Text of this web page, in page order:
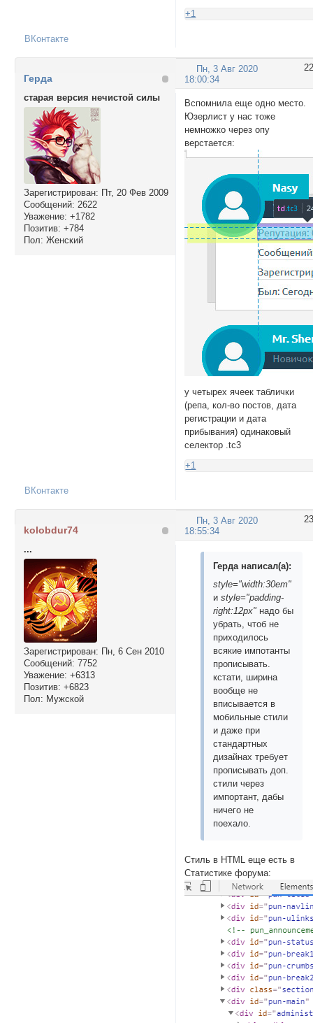
+1
ВКонтакте
22
Пн, 3 Авг 2020
18:00:34
Герда
старая версия нечистой силы
Зарегистрирован: Пт, 20 Фев 2009
Сообщений: 2622
Уважение: +1782
Позитив: +784
Пол: Женский
Вспомнила еще одно место.
Юзерлист у нас тоже
немножко через опу
верстается:
у четырех ячеек таблички
(репа, кол-во постов, дата
регистрации и дата
прибывания) одинаковый
селектор .tc3
+1
ВКонтакте
23
Пн, 3 Авг 2020
18:55:34
kolobdur74
...
Зарегистрирован: Пн, 6 Сен 2010
Сообщений: 7752
Уважение: +6313
Позитив: +6823
Пол: Мужской
Герда написал(а):
style="width:30em"
иstyle="padding-
right:12px" надо бы
убрать, чтоб не
приходилось
всякие импотанты
прописывать.
кстати, ширина
вообще не
вписывается в
мобильные стили
и даже при
стандартных
дизайнах требует
прописывать доп.
стили через
импортант, дабы
ничего не
поехало.
Стиль в HTML еще есть в
Статистике форума: